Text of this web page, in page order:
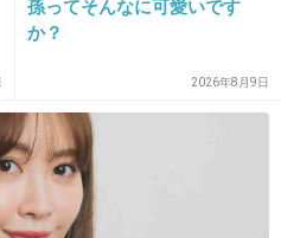
にも関わってるのか。
サービス
孫ってそんなに可愛いです
か？
2026年8月9日